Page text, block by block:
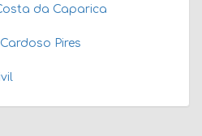
da Caparica
Pires